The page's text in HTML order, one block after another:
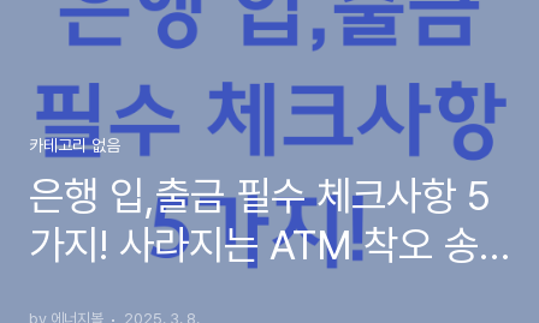
카테고리 없음
은행 입,출금 필수 체크사항 5
가지! 사라지는 ATM 착오 송
by 에너지볼 2025. 3. 8.